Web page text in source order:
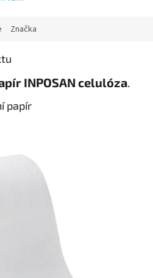
Značka
INPOSAN celulóza.
papír